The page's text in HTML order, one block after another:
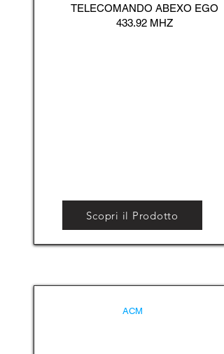
TELECOMANDO ABEXO EGO
433.92 MHZ
Scopri il Prodotto
ACM